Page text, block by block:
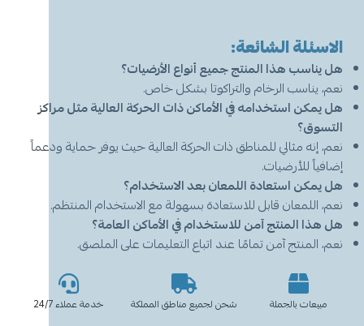
الاسئلة الشائعة:
هل يناسب هذا المنتج جميع أنواع الأرضيات؟
نعم، يناسب الرخام والتراكوتا بشكل خاص.
هل يمكن استخدامه في الأماكن ذات الحركة العالية مثل مراكز
التسوق؟
نعم، إنه مثالي للمناطق ذات الحركة العالية حيث يوفر حماية ودعماً
إضافياً للأرضيات.
هل يمكن استعادة اللمعان بعد الاستخدام؟
نعم، اللمعان قابل للاستعادة بسهولة مع الاستخدام المنتظم.
هل هذا المنتج آمن للاستخدام في الأماكن العامة؟
نعم، المنتج آمن تمامًا عند اتباع التعليمات على الملصق.
مبيعات بالجملة شحن لجميع مناطق المملكة خدمة عملاء 24/7